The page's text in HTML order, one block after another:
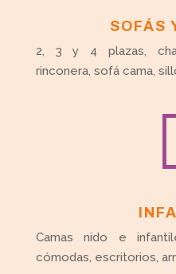
SOFÁS
2, 3 y 4 plazas,
rinconera, sofá cama,
Camas nido e
cómodas, escritorios,